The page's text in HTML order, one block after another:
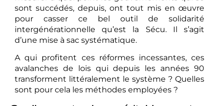
sont succédés, depuis, ont tout mis en œuvre
pour casser ce bel outil de solidarité
intergénérationnelle qu’est la Sécu. Il s’agit
d’une mise à sac systématique.
A qui profitent ces réformes incessantes, ces
avalanches de lois qui depuis les années 90
transforment littéralement le système ? Quelles
sont pour cela les méthodes employées ?